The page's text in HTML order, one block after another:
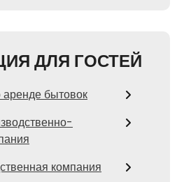
ДЛЯ ГОСТЕЙ
бытовок
компания